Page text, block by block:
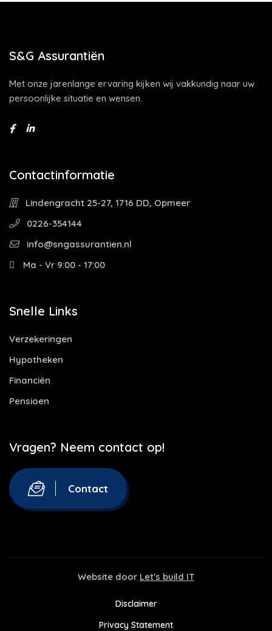
S&G Assurantiën
Met onze jarenlange ervaring kijken wij vakkundig naar uw
persoonlijke situatie en wensen.
Contactinformatie
Lindengracht 25-27, 1716 DD, Opmeer
0226-354144
info@sngassurantien.nl
Ma - Vr 9:00 - 17:00
Snelle Links
Verzekeringen
Hypotheken
Financiën
Pensioen
Vragen? Neem contact op!
Contact
Website door Let's build IT
Disclaimer
Privacy Statement